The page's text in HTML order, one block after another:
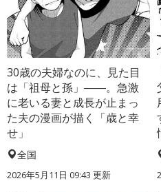
30歳の夫婦なのに、見た目
は「祖母と孫」――。急激
に老いる妻と成長が止まっ
た夫の漫画が描く「歳と幸
せ」
全国
2026年5月11日 09:43 更新